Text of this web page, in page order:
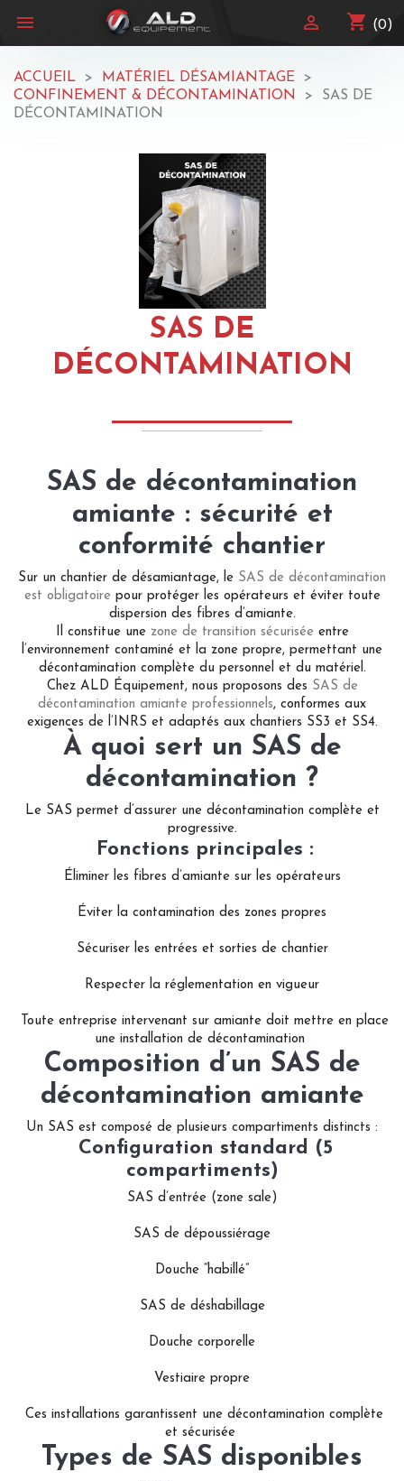
 shopping_cart (0)

ACCUEIL
MATÉRIEL DÉSAMIANTAGE
CONFINEMENT & DÉCONTAMINATION
SAS DE
DÉCONTAMINATION
SAS DE
DÉCONTAMINATION
SAS de décontamination
amiante : sécurité et
conformité chantier
Sur un chantier de désamiantage, le SAS de décontamination
est obligatoire pour protéger les opérateurs et éviter toute
dispersion des fibres d’amiante.
Il constitue une zone de transition sécurisée entre
l’environnement contaminé et la zone propre, permettant une
décontamination complète du personnel et du matériel.
Chez ALD Équipement, nous proposons des SAS de
décontamination amiante professionnels, conformes aux
exigences de l’INRS et adaptés aux chantiers SS3 et SS4.
À quoi sert un SAS de
décontamination ?
Le SAS permet d’assurer une décontamination complète et
progressive.
Fonctions principales :
Éliminer les fibres d’amiante sur les opérateurs
Éviter la contamination des zones propres
Sécuriser les entrées et sorties de chantier
Respecter la réglementation en vigueur
Toute entreprise intervenant sur amiante doit mettre en place
une installation de décontamination
Composition d’un SAS de
décontamination amiante
Un SAS est composé de plusieurs compartiments distincts :
Configuration standard (5
compartiments)
SAS d’entrée (zone sale)
SAS de dépoussiérage
Douche “habillé”
SAS de déshabillage
Douche corporelle
Vestiaire propre
Ces installations garantissent une décontamination complète
et sécurisée
Types de SAS disponibles